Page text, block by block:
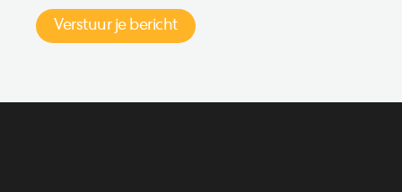
Verstuur je bericht